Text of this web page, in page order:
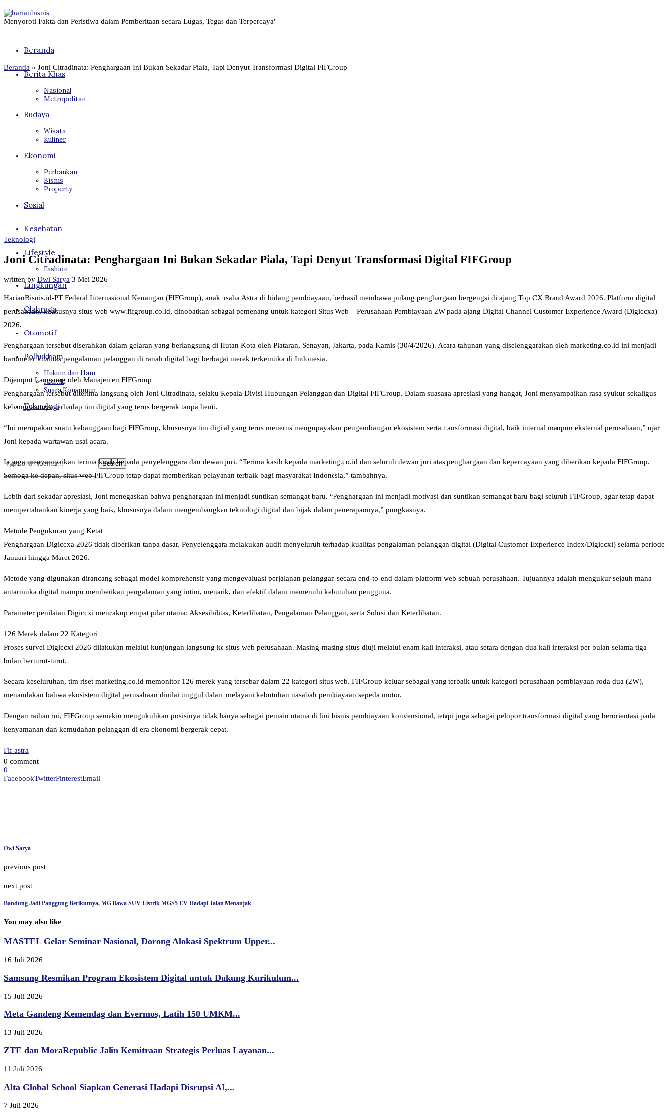
Menyoroti Fakta dan Peristiwa dalam Pemberitaan secara Lugas, Tegas dan Terpercaya"
Beranda
Berita Khas
Nasional
Metropolitan
Budaya
Wisata
Kuliner
Ekonomi
Perbankan
Bisnis
Property
Sosial
Kesehatan
Lifestyle
Fashion
Lingkungan
Olahraga
Otomotif
Polhukham
Hukum dan Ham
Politik
Suara Konsumen
Teknologi
Beranda » Joni Citradinata: Penghargaan Ini Bukan Sekadar Piala, Tapi Denyut Transformasi Digital FIFGroup
Teknologi
Joni Citradinata: Penghargaan Ini Bukan Sekadar Piala, Tapi Denyut Transformasi Digital FIFGroup
written by Dwi Sarya 3 Mei 2026
HarianBisnis.id-PT Federal Internasional Keuangan (FIFGroup), anak usaha Astra di bidang pembiayaan, berhasil membawa pulang penghargaan bergengsi di ajang Top CX Brand Award 2026. Platform digital
perusahaan, khususnya situs web www.fifgroup.co.id, dinobatkan sebagai pemenang untuk kategori Situs Web – Perusahaan Pembiayaan 2W pada ajang Digital Channel Customer Experience Award (Digiccxa)
2026.
Penghargaan tersebut diserahkan dalam gelaran yang berlangsung di Hutan Kota oleh Plataran, Senayan, Jakarta, pada Kamis (30/4/2026). Acara tahunan yang diselenggarakan oleh marketing.co.id ini menjadi
barometer kualitas pengalaman pelanggan di ranah digital bagi berbagai merek terkemuka di Indonesia.
Dijemput Langsung oleh Manajemen FIFGroup
Penghargaan tersebut diterima langsung oleh Joni Citradinata, selaku Kepala Divisi Hubungan Pelanggan dan Digital FIFGroup. Dalam suasana apresiasi yang hangat, Joni menyampaikan rasa syukur sekaligus
kebanggaannya terhadap tim digital yang terus bergerak tanpa henti.
“Ini merupakan suatu kebanggaan bagi FIFGroup, khususnya tim digital yang terus menerus mengupayakan pengembangan ekosistem serta transformasi digital, baik internal maupun eksternal perusahaan,” ujar
Joni kepada wartawan usai acara.
Ia juga menyampaikan terima kasih kepada penyelenggara dan dewan juri. “Terima kasih kepada marketing.co.id dan seluruh dewan juri atas penghargaan dan kepercayaan yang diberikan kepada FIFGroup.
Semoga ke depan, situs web FIFGroup tetap dapat memberikan pelayanan terbaik bagi masyarakat Indonesia,” tambahnya.
Lebih dari sekadar apresiasi, Joni menegaskan bahwa penghargaan ini menjadi suntikan semangat baru. “Penghargaan ini menjadi motivasi dan suntikan semangat baru bagi seluruh FIFGroup, agar tetap dapat
mempertahankan kinerja yang baik, khususnya dalam mengembangkan teknologi digital dan bijak dalam penerapannya,” pungkasnya.
Metode Pengukuran yang Ketat
Penghargaan Digiccxa 2026 tidak diberikan tanpa dasar. Penyelenggara melakukan audit menyeluruh terhadap kualitas pengalaman pelanggan digital (Digital Customer Experience Index/Digiccxi) selama periode
Januari hingga Maret 2026.
Metode yang digunakan dirancang sebagai model komprehensif yang mengevaluasi perjalanan pelanggan secara end-to-end dalam platform web sebuah perusahaan. Tujuannya adalah mengukur sejauh mana
antarmuka digital mampu memberikan pengalaman yang intim, menarik, dan efektif dalam memenuhi kebutuhan pengguna.
Parameter penilaian Digiccxi mencakup empat pilar utama: Aksesibilitas, Keterlibatan, Pengalaman Pelanggan, serta Solusi dan Keterlibatan.
126 Merek dalam 22 Kategori
Proses survei Digiccxi 2026 dilakukan melalui kunjungan langsung ke situs web perusahaan. Masing-masing situs diuji melalui enam kali interaksi, atau setara dengan dua kali interaksi per bulan selama tiga
bulan berturut-turut.
Secara keseluruhan, tim riset marketing.co.id memonitor 126 merek yang tersebar dalam 22 kategori situs web. FIFGroup keluar sebagai yang terbaik untuk kategori perusahaan pembiayaan roda dua (2W),
menandakan bahwa ekosistem digital perusahaan dinilai unggul dalam melayani kebutuhan nasabah pembiayaan sepeda motor.
Dengan raihan ini, FIFGroup semakin mengukuhkan posisinya tidak hanya sebagai pemain utama di lini bisnis pembiayaan konvensional, tetapi juga sebagai pelopor transformasi digital yang berorientasi pada
kenyamanan dan kemudahan pelanggan di era ekonomi bergerak cepat.
Fif astra
0 comment
0
FacebookTwitterPinterestEmail
Dwi Sarya
previous post
next post
Bandung Jadi Panggung Berikutnya, MG Bawa SUV Listrik MGS5 EV Hadapi Jalan Menanjak
You may also like
MASTEL Gelar Seminar Nasional, Dorong Alokasi Spektrum Upper...
16 Juli 2026
Samsung Resmikan Program Ekosistem Digital untuk Dukung Kurikulum...
15 Juli 2026
Meta Gandeng Kemendag dan Evermos, Latih 150 UMKM...
13 Juli 2026
ZTE dan MoraRepublic Jalin Kemitraan Strategis Perluas Layanan...
11 Juli 2026
Alta Global School Siapkan Generasi Hadapi Disrupsi AI,...
7 Juli 2026